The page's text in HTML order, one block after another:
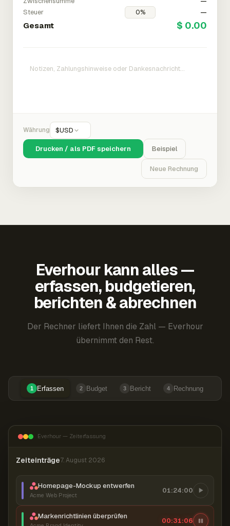
Steuer
—
Gesamt $ 0.00
Währung $USD
Drucken / als PDF speichern Beispiel
Neue Rechnung
Everhour kann alles —
erfassen, budgetieren,
berichten & abrechnen
Der Rechner liefert Ihnen die Zahl — Everhour
übernimmt den Rest.
1 Erfassen 2 Budget 3 Bericht 4 Rechnung
Everhour — Zeiterfassung
Zeiteinträge7. August 2026
Homepage-Mockup entwerfen
Acme Web Project
01:24:00
Markenrichtlinien überprüfen 00:31:07